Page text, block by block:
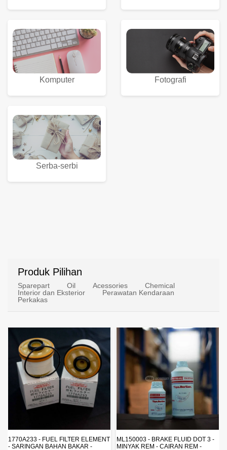
Komputer Fotografi
Serba-serbi
Produk Pilihan
Sparepart Oil Acessories
Chemical
Interior dan Eksterior
Perawatan Kendaraan
Perkakas
ML150003 - BRAKE FLUID DOT 3 -
MINYAK REM - CAIRAN REM -
ML058001- LIQUID GASKET RED -
LEM GASKET - XPANDER - PAJERO